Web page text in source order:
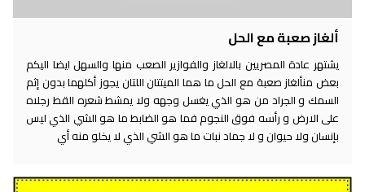
ألغاز صعبة مع الحل
يشتهر عادة المصريين بالالغاز والفوازير الصعب منها والسهل ايضا اليكم
بعض منألغاز صعبة مع الحل ما هما الميتتان اللتان يجوز أكلهما بدون إثم
السمك و الجراد من هو الذي يغسل وجهه ولا يمشط شعره القط رجلاه
على الارض و رأسه فوق النجوم فما هو الضابط ما هو الشي الذي ليس
بإنسان ولا حيوان و لا جماد نبات ما هو الشي الذي لا يخلو منه أي